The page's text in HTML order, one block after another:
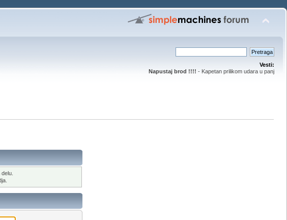
Vesti:
Napustaj brod !!!! - Kapetan prilikom udara u panj